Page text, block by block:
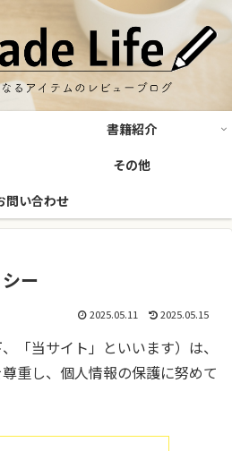
書籍紹介
その他
問い合わせ
ー
2025.05.11 2025.05.15
「当サイト」といいます）は、
重し、個人情報の保護に努めて